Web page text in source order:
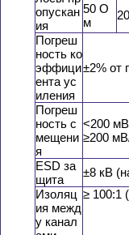
опускан
ия
50 О
м
Погреш
ность ко
эффици
ента ус
иления
±2% от
Погреш
ность с
мещени
я
<200
≥200
ESD за
щита
±8 кВ
Изоляц
ия межд
у канал
≥ 100:1